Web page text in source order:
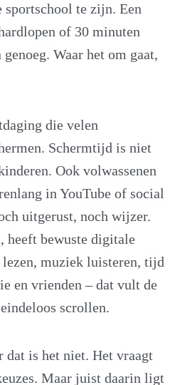
sportschool te zijn. Een
of 30 minuten
Waar het om gaat,
die velen
Schermtijd is niet
Ook volwassenen
in YouTube of social
uitgerust, noch wijzer.
heeft bewuste digitale
muziek luisteren, tijd
en vrienden – dat vult de
scrollen.
is het niet. Het vraagt
Maar juist daarin ligt